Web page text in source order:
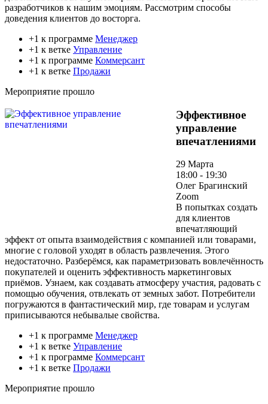
разработчиков к нашим эмоциям. Рассмотрим способы
доведения клиентов до восторга.
+1 к программе Менеджер
+1 к ветке Управление
+1 к программе Коммерсант
+1 к ветке Продажи
Мероприятие прошло
Эффективное
управление
впечатлениями
29 Марта
18:00 - 19:30
Олег Брагинский
Zoom
В попытках создать
для клиентов
впечатляющий
эффект от опыта взаимодействия с компанией или товарами,
многие с головой уходят в область развлечения. Этого
недостаточно. Разберёмся, как параметризовать вовлечённость
покупателей и оценить эффективность маркетинговых
приёмов. Узнаем, как создавать атмосферу участия, радовать с
помощью обучения, отвлекать от земных забот. Потребители
погружаются в фантастический мир, где товарам и услугам
приписываются небывалые свойства.
+1 к программе Менеджер
+1 к ветке Управление
+1 к программе Коммерсант
+1 к ветке Продажи
Мероприятие прошло